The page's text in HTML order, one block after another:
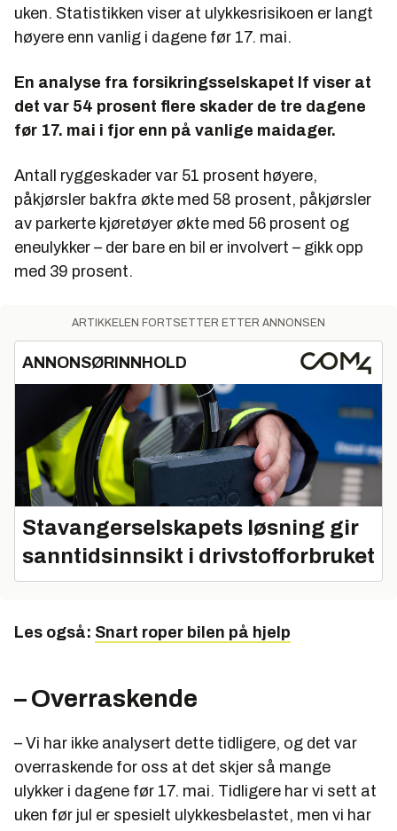
uken. Statistikken viser at ulykkesrisikoen er langt
høyere enn vanlig i dagene før 17. mai.
En analyse fra forsikringsselskapet If viser at
det var 54 prosent flere skader de tre dagene
før 17. mai i fjor enn på vanlige maidager.
Antall ryggeskader var 51 prosent høyere,
påkjørsler bakfra økte med 58 prosent, påkjørsler
av parkerte kjøretøyer økte med 56 prosent og
eneulykker – der bare en bil er involvert – gikk opp
med 39 prosent.
ARTIKKELEN FORTSETTER ETTER ANNONSEN
ANNONSØRINNHOLD
Stavangerselskapets løsning gir
sanntidsinnsikt i drivstofforbruket
Les også: Snart roper bilen på hjelp
– Overraskende
– Vi har ikke analysert dette tidligere, og det var
overraskende for oss at det skjer så mange
ulykker i dagene før 17. mai. Tidligere har vi sett at
uken før jul er spesielt ulykkesbelastet, men vi har